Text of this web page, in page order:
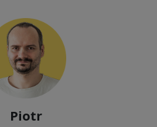
Piotr
dentro da empresa, desenvolvendo
as aplicações de nossos clientes.